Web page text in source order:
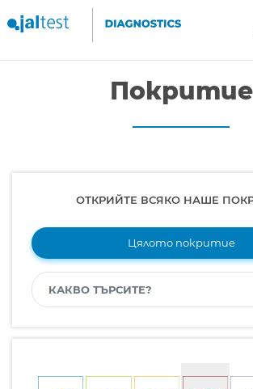
Покритие
ОТКРИЙТЕ ВСЯКО НАШЕ
Цялото покритие